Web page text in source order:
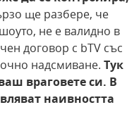
ще разбере, че
не е валидно в
договор с bTV със
надсмиване. Тук
враговете си. В
наивността